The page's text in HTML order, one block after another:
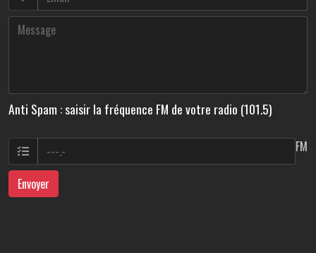
Anti Spam : saisir la fréquence FM de votre radio (101.5)
FM
Envoyer